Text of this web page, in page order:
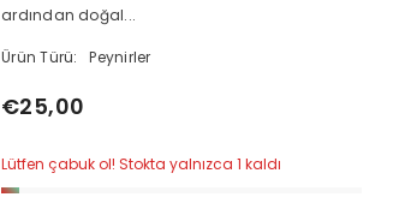
ardından doğal...
Ürün Türü: Peynirler
€25,00
Lütfen çabuk ol! Stokta yalnızca 1 kaldı